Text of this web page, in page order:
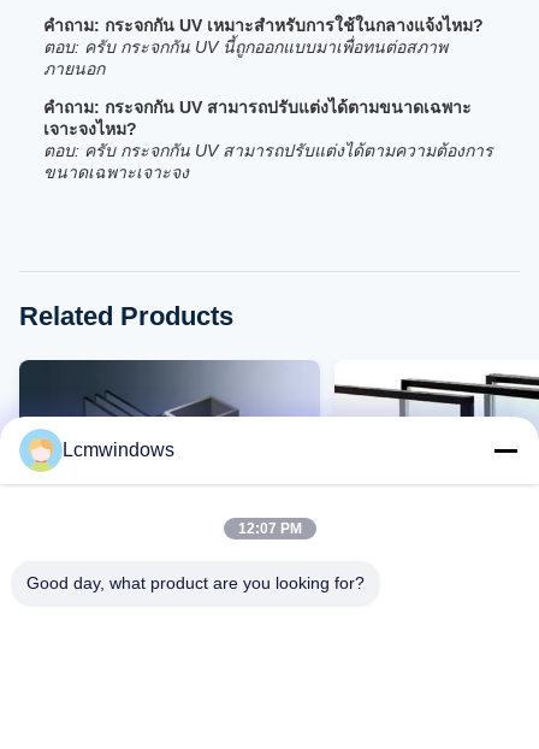
คําถาม: กระจกกัน UV เหมาะสําหรับการใช้ในกลางแจ้งไหม?
ตอบ: ครับ กระจกกัน UV นี้ถูกออกแบบมาเพื่อทนต่อสภาพ
ภายนอก
คําถาม: กระจกกัน UV สามารถปรับแต่งได้ตามขนาดเฉพาะ
เจาะจงไหม?
ตอบ: ครับ กระจกกัน UV สามารถปรับแต่งได้ตามความต้องการ
ขนาดเฉพาะเจาะจง
Related Products
Lcmwindows
12:07 PM
Good day, what product are you looking for?